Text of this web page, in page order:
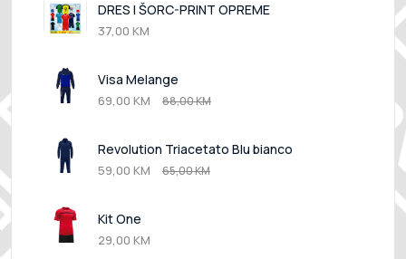
DRES I ŠORC-PRINT OPREME
37,00 KM
Visa Melange
69,00 KM 88,00 KM
Revolution Triacetato Blu bianco
59,00 KM 65,00 KM
Kit One
29,00 KM